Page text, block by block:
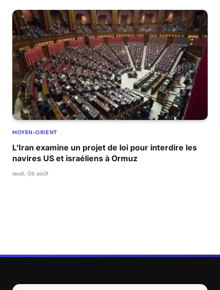
MOYEN-ORIENT
L’Iran examine un projet de loi pour interdire les
navires US et israéliens à Ormuz
jeudi, 06 août